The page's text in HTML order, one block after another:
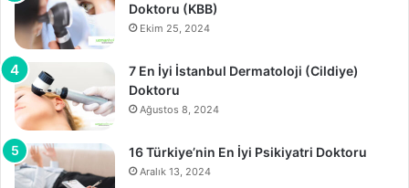
Doktoru (KBB)
Ekim 25, 2024
7 En İyi İstanbul Dermatoloji (Cildiye)
Doktoru
Ağustos 8, 2024
16 Türkiye’nin En İyi Psikiyatri Doktoru
Aralık 13, 2024